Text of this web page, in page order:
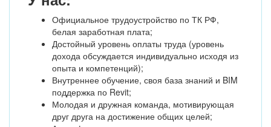
Официальное трудоустройство по ТК РФ,
белая заработная плата;
Достойный уровень оплаты труда (уровень
дохода обсуждается индивидуально исходя из
опыта и компетенций);
Внутреннее обучение, своя база знаний и BIM
поддержка по Revit;
Молодая и дружная команда, мотивирующая
друг друга на достижение общих целей;